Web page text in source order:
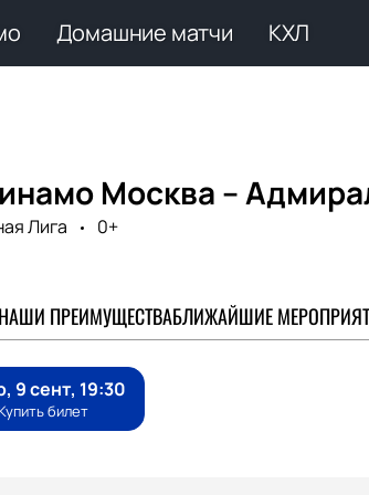
Домашние матчи КХЛ
Москва –
Лига
0+
НАШИ ПРЕИМУЩЕСТВАБЛИЖАЙШИЕ